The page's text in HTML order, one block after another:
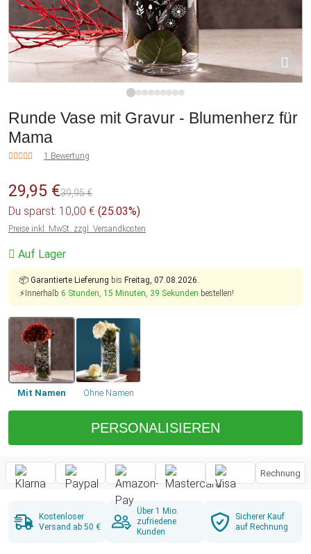
Runde Vase mit Gravur - Blumenherz für
Mama
1 Bewertung
29,95 €39,95 €
Du sparst: 10,00 € (25.03%)
Preise inkl. MwSt. zzgl. Versandkosten
Auf Lager
📦 Garantierte Lieferung bis Freitag, 07.08.2026.
⚡Innerhalb 6 Stunden, 15 Minuten, 39 Sekunden bestellen!
Mit Namen Ohne Namen
PERSONALISIEREN
Rechnung
Kostenloser
Versand ab 50 €
Über 1 Mio.
zufriedene
Kunden
Sicherer Kauf
auf Rechnung